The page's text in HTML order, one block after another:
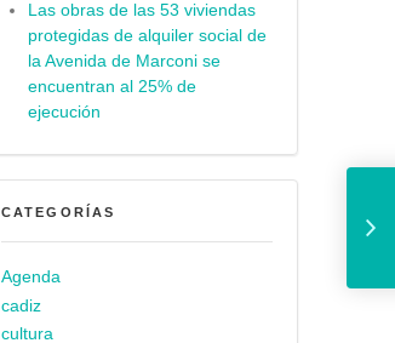
Las obras de las 53 viviendas
protegidas de alquiler social de
la Avenida de Marconi se
encuentran al 25% de
ejecución
CATEGORÍAS
Agenda
cadiz
cultura